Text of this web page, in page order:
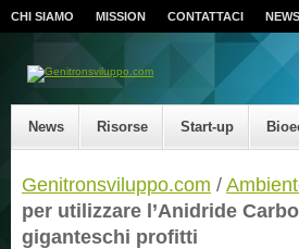
CHI SIAMO MISSION CONTATTACI
News Risorse Start-up
Genitronsviluppo.com /
per utilizzare l’Anidride
giganteschi profitti